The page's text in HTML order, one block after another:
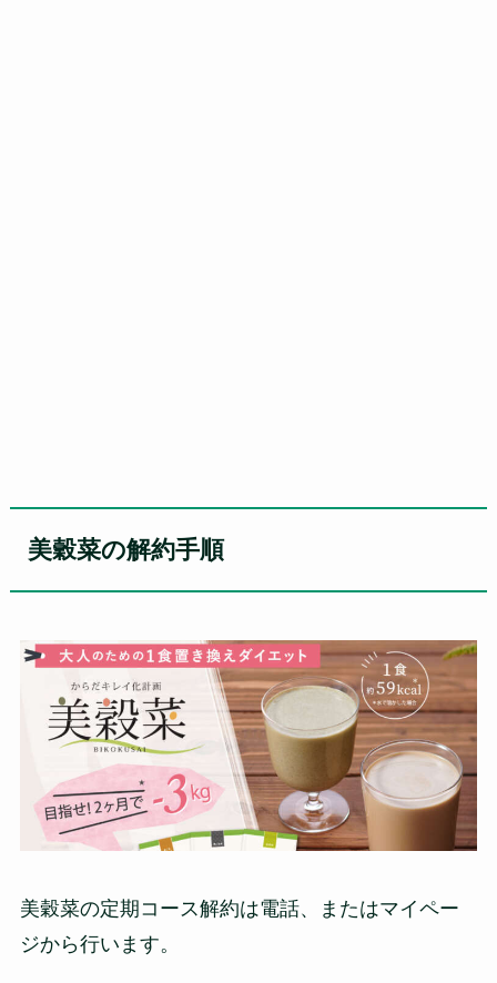
美穀菜の解約手順
美穀菜の定期コース解約は電話、またはマイペー
ジから行います。